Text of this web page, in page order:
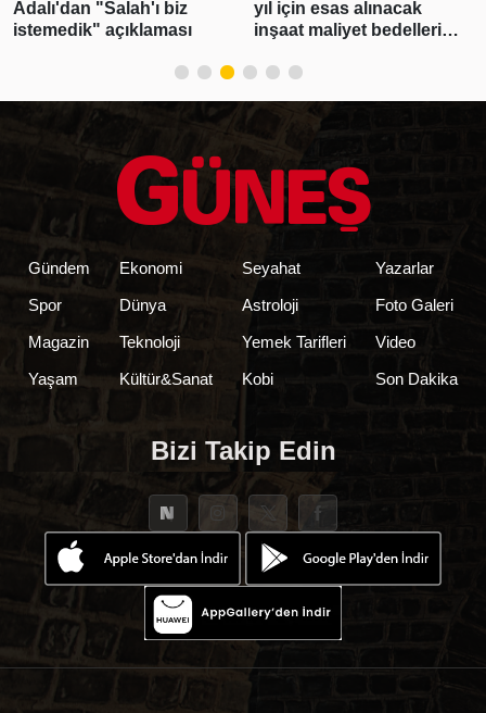
Adalı'dan "Salah'ı biz
istemedik" açıklaması
yıl için esas alınacak
inşaat maliyet bedelleri
Gündem
Spor
Magazin
Yaşam
Ekonomi
Dünya
Teknoloji
Kültür&Sanat
Seyahat
Astroloji
Yemek Tarifleri
Kobi
Yazarlar
Foto Galeri
Video
Son Dakika
Bizi Takip Edin